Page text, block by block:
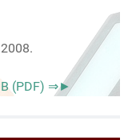
(PDF) ⇒►